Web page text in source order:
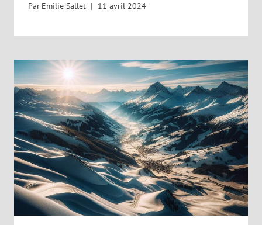
Par Emilie Sallet 11 avril 2024